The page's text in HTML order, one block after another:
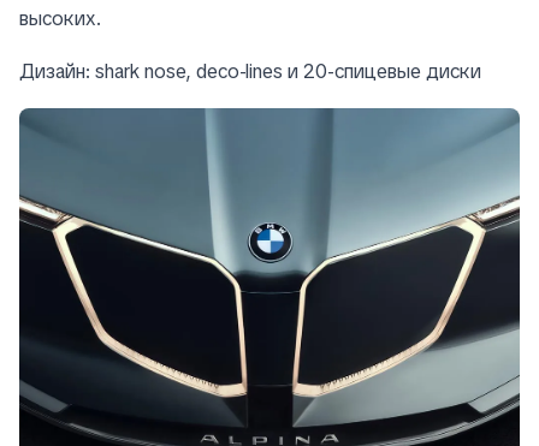
высоких.
Дизайн: shark nose, deco-lines и 20-спицевые диски